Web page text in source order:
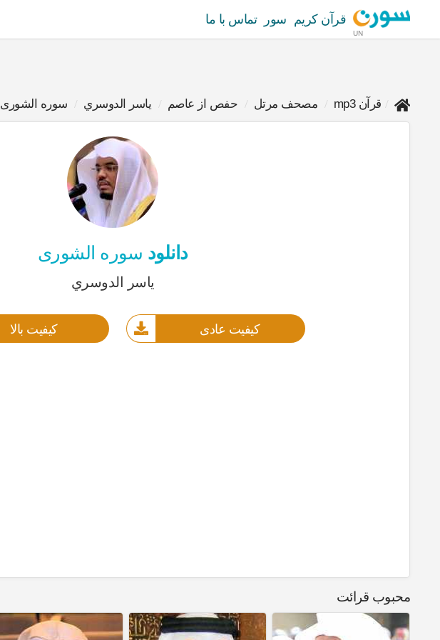
UN
قرآن کریم سور تماس با ما
قرآن mp3 مصحف مرتل حفص از عاصم ياسر الدوسري سوره الشورى
دانلود سوره الشورى
ياسر الدوسري
کیفیت عادی کیفیت بالا
محبوب قرائت